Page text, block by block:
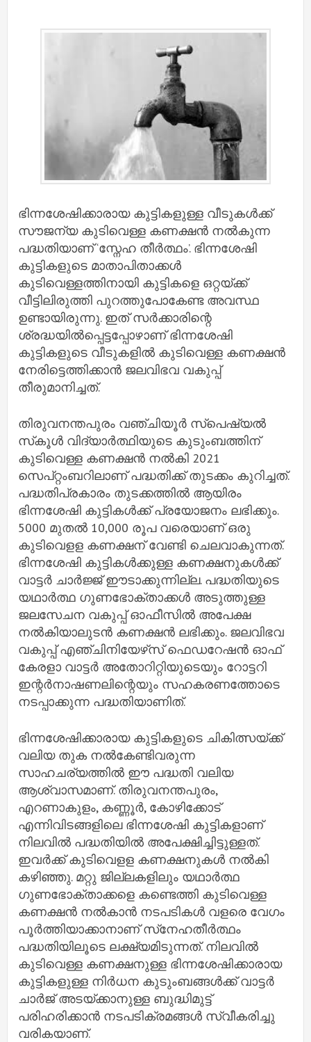
ഭിന്നശേഷിക്കാരായ കുട്ടികളുള്ള വീടുകള്‍ക്ക്
സൗജന്യ കുടിവെള്ള കണക്ഷന്‍ നല്‍കുന്ന
പദ്ധതിയാണ് ‘സ്നേഹ തീര്‍ത്ഥം’. ഭിന്നശേഷി
കുട്ടികളുടെ മാതാപിതാക്കള്‍
കുടിവെള്ളത്തിനായി കുട്ടികളെ ഒറ്റയ്ക്ക്
വീട്ടിലിരുത്തി പുറത്തുപോകേണ്ട അവസ്ഥ
ഉണ്ടായിരുന്നു. ഇത് സര്‍ക്കാരിന്റെ
ശ്രദ്ധയില്‍പ്പെട്ടപ്പോഴാണ് ഭിന്നശേഷി
കുട്ടികളുടെ വീടുകളില്‍ കുടിവെള്ള കണക്ഷന്‍
നേരിട്ടെത്തിക്കാന്‍ ജലവിഭവ വകുപ്പ്
തീരുമാനിച്ചത്.
തിരുവനന്തപുരം വഞ്ചിയൂര്‍ സ്‌പെഷ്യല്‍
സ്‌കൂള്‍ വിദ്യാര്‍ത്ഥിയുടെ കുടുംബത്തിന്
കുടിവെള്ള കണക്ഷന്‍ നല്‍കി 2021
സെപ്റ്റംബറിലാണ് പദ്ധതിക്ക് തുടക്കം കുറിച്ചത്.
പദ്ധതിപ്രകാരം തുടക്കത്തിൽ ആയിരം
ഭിന്നശേഷി കുട്ടികള്‍ക്ക് പ്രയോജനം ലഭിക്കും.
5000 മുതല്‍ 10,000 രൂപ വരെയാണ് ഒരു
കുടിവെളള കണക്ഷന് വേണ്ടി ചെലവാകുന്നത്.
ഭിന്നശേഷി കുട്ടികള്‍ക്കുള്ള കണക്ഷനുകള്‍ക്ക്
വാട്ടര്‍ ചാര്‍ജ്ജ് ഈടാക്കുന്നില്ല. പദ്ധതിയുടെ
യഥാര്‍ത്ഥ ഗുണഭോക്താക്കള്‍ അടുത്തുള്ള
ജലസേചന വകുപ്പ് ഓഫീസില്‍ അപേക്ഷ
നല്‍കിയാലുടന്‍ കണക്ഷന്‍ ലഭിക്കും. ജലവിഭവ
വകുപ്പ് എഞ്ചിനിയേഴ്‌സ് ഫെഡറേഷന്‍ ഓഫ്
കേരളാ വാട്ടര്‍ അതോറിറ്റിയുടെയും റോട്ടറി
ഇന്റര്‍നാഷണലിന്റെയും സഹകരണത്തോടെ
നടപ്പാക്കുന്ന പദ്ധതിയാണിത്.
ഭിന്നശേഷിക്കാരായ കുട്ടികളുടെ ചികിത്സയ്ക്ക്
വലിയ തുക നല്‍കേണ്ടിവരുന്ന
സാഹചര്യത്തില്‍ ഈ പദ്ധതി വലിയ
ആശ്വാസമാണ്. തിരുവനന്തപുരം,
എറണാകുളം, കണ്ണൂര്‍, കോഴിക്കോട്
എന്നിവിടങ്ങളിലെ ഭിന്നശേഷി കുട്ടികളാണ്
നിലവില്‍ പദ്ധതിയില്‍ അപേക്ഷിച്ചിട്ടുള്ളത്.
ഇവര്‍ക്ക് കുടിവെളള കണക്ഷനുകള്‍ നല്‍കി
കഴിഞ്ഞു. മറ്റു ജില്ലകളിലും യഥാര്‍ത്ഥ
ഗുണഭോക്താക്കളെ കണ്ടെത്തി കുടിവെള്ള
കണക്ഷന്‍ നല്‍കാൻ നടപടികള്‍ വളരെ വേഗം
പൂര്‍ത്തിയാക്കാനാണ് സ്‌നേഹതീര്‍ത്ഥം
പദ്ധതിയിലൂടെ ലക്ഷ്യമിടുന്നത്. നിലവില്‍
കുടിവെള്ള കണക്ഷനുള്ള ഭിന്നശേഷിക്കാരായ
കുട്ടികളുള്ള നിര്‍ധന കുടുംബങ്ങൾക്ക് വാട്ടര്‍
ചാര്‍ജ് അടയ്ക്കാനുള്ള ബുദ്ധിമുട്ട്
പരിഹരിക്കാൻ നടപടിക്രമങ്ങള്‍ സ്വീകരിച്ചു
വരികയാണ്.